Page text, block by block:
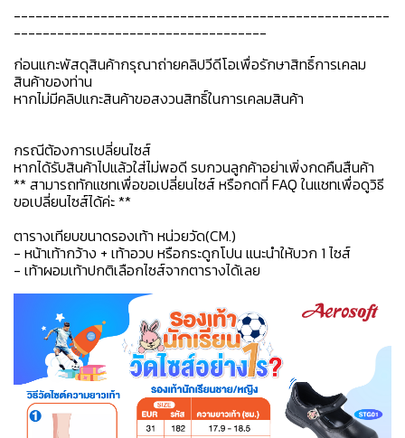
----------------------------------------------------
-----------------------------------
ก่อนแกะพัสดุสินค้ากรุณาถ่ายคลิปวีดีโอเพื่อรักษาสิทธิ์การเคลม
สินค้าของท่าน
หากไม่มีคลิปแกะสินค้าขอสงวนสิทธิ์ในการเคลมสินค้า
กรณีต้องการเปลี่ยนไซส์
หากได้รับสินค้าไปแล้วใส่ไม่พอดี รบกวนลูกค้าอย่าเพิ่งกดคืนสืนค้า
** สามารถทักแชทเพื่อขอเปลี่ยนไซส์ หรือกดที่ FAQ ในแชทเพื่อดูวิธี
ขอเปลี่ยนไซส์ได้ค่ะ **
ตารางเทียบขนาดรองเท้า หน่วยวัด(CM.)
- หน้าเท้ากว้าง + เท้าอวบ หรือกระดูกโปน แนะนำให้บวก 1 ไซส์
- เท้าผอมเท้าปกติเลือกไซส์จากตารางได้เลย